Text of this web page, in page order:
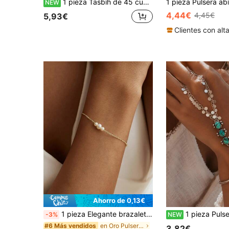
NEW 1 pieza Tasbih de 45 cuentas de acrílico transparente, Tasbih con borla de contraste de doble color, cuentas redondas transparentes y frescas, cuentas portátiles para contar para uso diario islámico
5,93€ 4,44€ 4,45€
Ahorro de 0,13€
-3% 1 pieza Elegante brazalete minimalista de cadena con perlas falsas, adecuado para que las mujeres lo puedan usar a diario, en citas, bodas, vacaciones, como regalo
#6 Más vendidos en Oro Pulseras de cuentas para mujer
NEW 1 pieza Pulsera de cadena de mano con turquesa falsa estilo boho, pulsera con anillo de dedo